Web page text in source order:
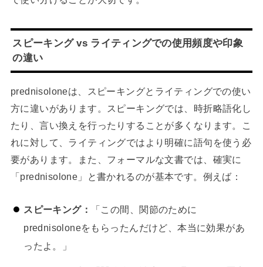
スピーキング vs ライティングでの使用頻度や印象
の違い
prednisoloneは、スピーキングとライティングでの使い
方に違いがあります。スピーキングでは、時折略語化し
たり、言い換えを行ったりすることが多くなります。こ
れに対して、ライティングではより明確に語句を使う必
要があります。また、フォーマルな文書では、確実に
「prednisolone」と書かれるのが基本です。例えば：
スピーキング：
「この間、関節のために
prednisoloneをもらったんだけど、本当に効果があ
ったよ。」